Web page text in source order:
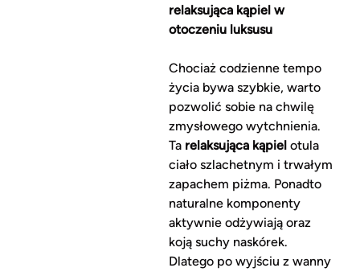
relaksująca kąpiel w
otoczeniu luksusu
Chociaż codzienne tempo
życia bywa szybkie, warto
pozwolić sobie na chwilę
zmysłowego wytchnienia.
Ta relaksująca kąpiel otula
ciało szlachetnym i trwałym
zapachem piżma. Ponadto
naturalne komponenty
aktywnie odżywiają oraz
koją suchy naskórek.
Dlatego po wyjściu z wanny